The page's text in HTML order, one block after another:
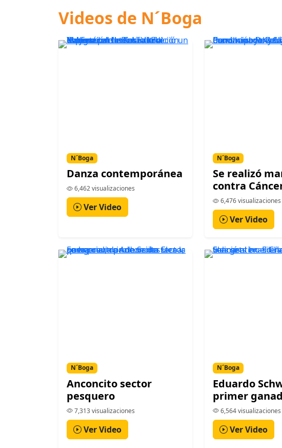
Videos de N´Boga
N´Boga
Danza contemporánea
6,462 visualizaciones
Ver Video
N´Boga
Se realizó
contra
6,476 visualizaciones
Ver Video
N´Boga
Anconcito sector
pesquero
7,313 visualizaciones
Ver Video
N´Boga
Eduardo
primer
6,564 visualizaciones
Ver Video